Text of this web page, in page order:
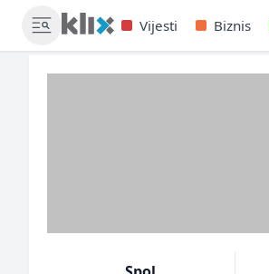
Vijesti Biznis